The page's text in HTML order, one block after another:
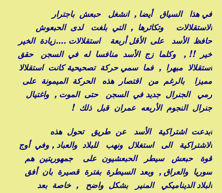
في هذا السياق أيضا , انشغل حبعش باجترار
الاستقلالات وتكاثرها , التي بلغت لدى الحبعوش
حافظ الأسد على الأقل أربعة استقلالات ….زيادة الخير
خير !! , وكلما زج الأسد منافسا له في السجن حقق
استقلالا مبهرا , فما سمي حركة تصحيحية كانت استقلالا
مميزا بالرغم من اقتصار هذه الحركة الميمونة على
رمي الجنرال جديد في السجن حتى الموت , واغتيال
جنرال النجوم الأربعه عمران قبل ذلك !
أبدعت اشتراكية الأسد عن طريق تحول هذه
الاشتراكية الى استغلال ونهب للبلاد والعباد , وفي أوج
قوة حبعش سيطر الحبعشيون على جمهوريتين هم
سوريا والعراق , وبعد السيطرة بفترة قصيرة بان أفق
البلاد الديناميكي المنير بشكل واضح , خاصة بعد